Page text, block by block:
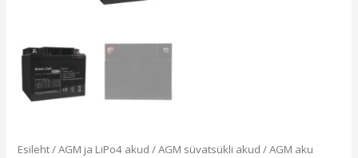
Esileht/AGM ja LiPo4 akud /AGM süvatsükli akud / AGM aku